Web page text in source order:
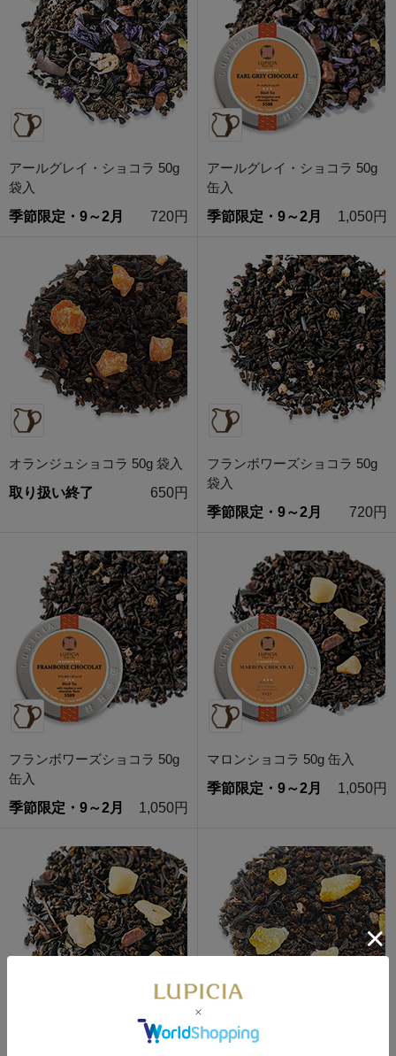
アールグレイ・ショコラ 50g
袋入
季節限定・9～2月
720円
アールグレイ・ショコラ 50g
缶入
季節限定・9～2月
1,050円
オランジュショコラ 50g 袋入
取り扱い終了
650円
フランボワーズショコラ 50g
袋入
季節限定・9～2月
720円
フランボワーズショコラ 50g
缶入
季節限定・9～2月
1,050円
マロンショコラ 50g 缶入
季節限定・9～2月
1,050円